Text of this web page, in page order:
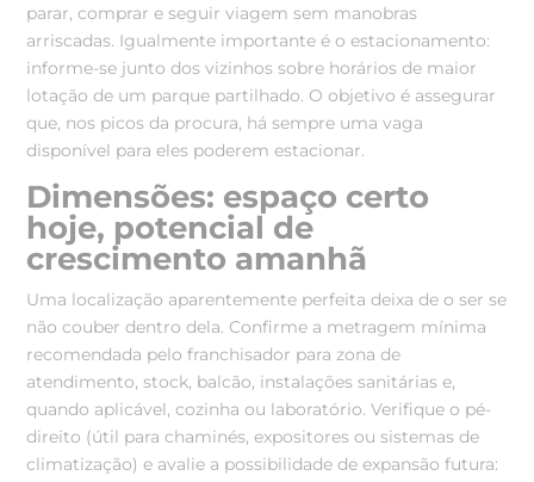
parar, comprar e seguir viagem sem manobras
arriscadas. Igualmente importante é o estacionamento:
informe-se junto dos vizinhos sobre horários de maior
lotação de um parque partilhado. O objetivo é assegurar
que, nos picos da procura, há sempre uma vaga
disponível para eles poderem estacionar.
Dimensões: espaço certo
hoje, potencial de
crescimento amanhã
Uma localização aparentemente perfeita deixa de o ser se
não couber dentro dela. Confirme a metragem mínima
recomendada pelo franchisador para zona de
atendimento, stock, balcão, instalações sanitárias e,
quando aplicável, cozinha ou laboratório. Verifique o pé-
direito (útil para chaminés, expositores ou sistemas de
climatização) e avalie a possibilidade de expansão futura: